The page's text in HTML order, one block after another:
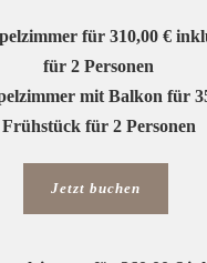
für 310,00 €
für 2 Personen
mit Balkon für
Frühstück für 2 Personen
Jetzt buchen